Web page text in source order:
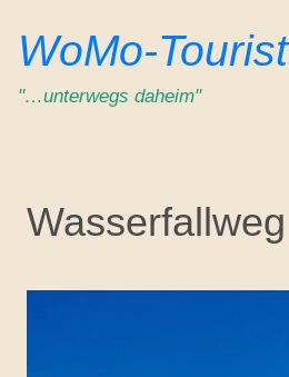
Inhalt
springen
WoMo-Tourist
"…unterwegs daheim"
Wasserfallweg